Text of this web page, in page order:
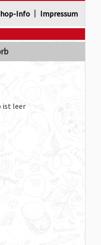
Info | Impressum
ist leer